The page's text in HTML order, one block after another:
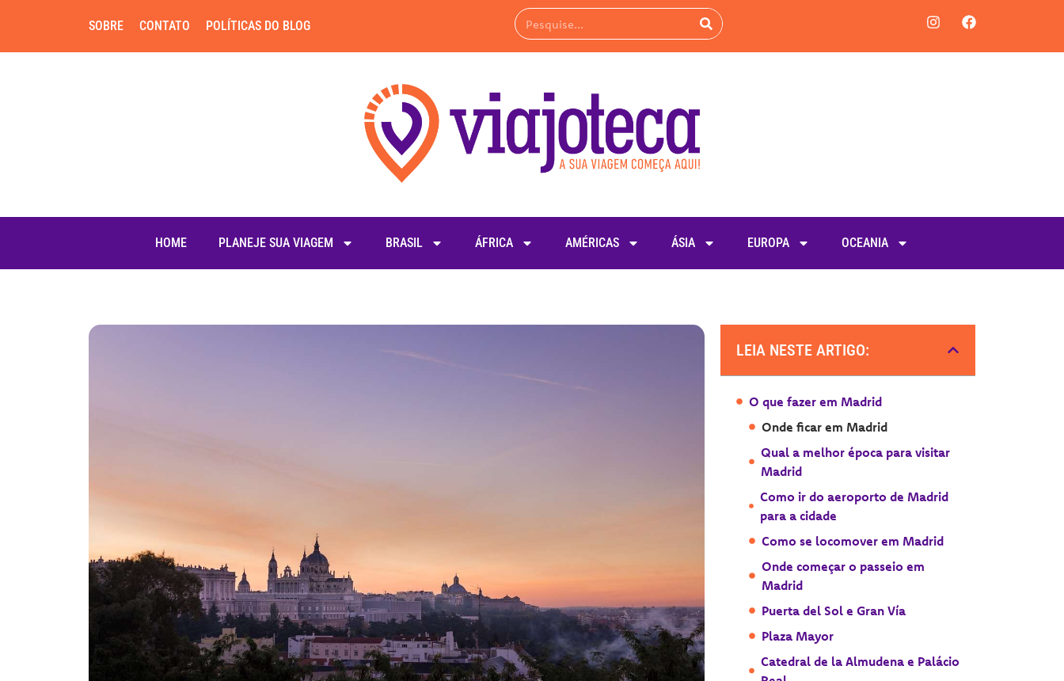
SOBRE CONTATO POLÍTICAS DO BLOG
HOME PLANEJE SUA VIAGEM BRASIL ÁFRICA AMÉRICAS ÁSIA EUROPA OCEANIA
LEIA NESTE ARTIGO:
O que fazer em Madrid
Onde ficar em Madrid
Qual a melhor época para visitar
Madrid
Como ir do aeroporto de Madrid
para a cidade
Como se locomover em Madrid
Onde começar o passeio em
Madrid
Puerta del Sol e Gran Vía
Plaza Mayor
Catedral de la Almudena e Palácio